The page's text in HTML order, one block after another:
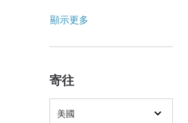
顯示更多
寄往
美國